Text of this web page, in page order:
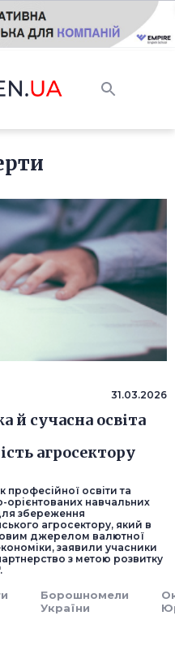
31.03.2026
й сучасна освіта
агросектору
освіти та
навчальних
збереження
агросектору, який в
джерелом валютної
заявили учасники
з метою розвитку
Борошномели
України